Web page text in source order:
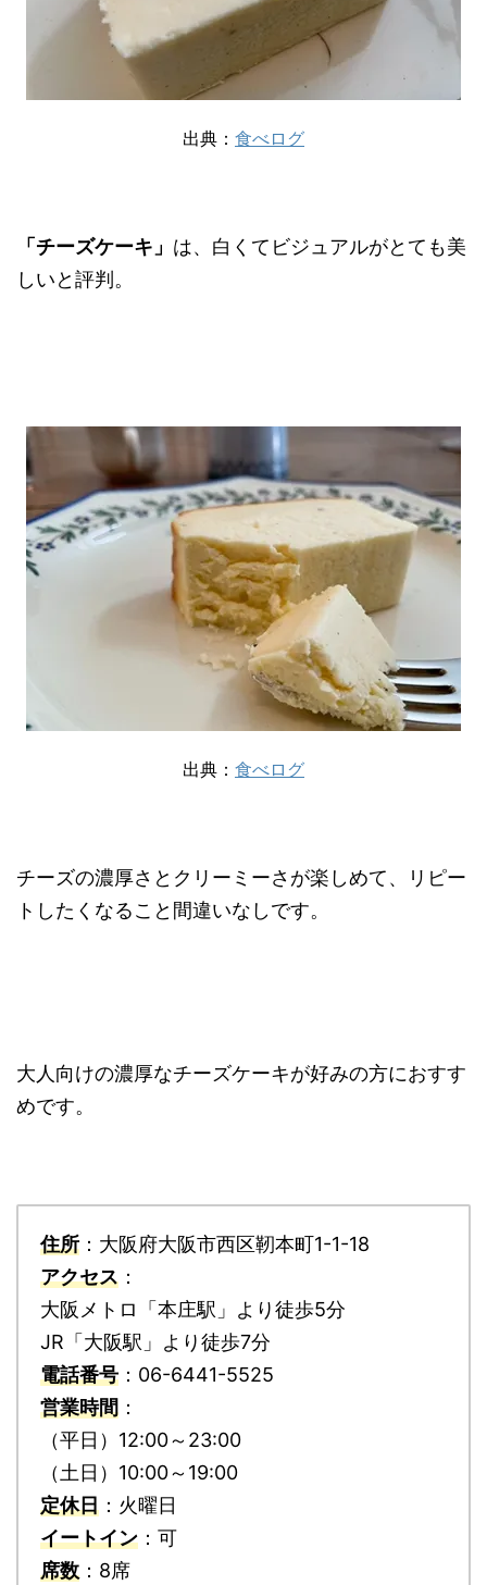
出典： 食べログ
「チーズケーキ」 は、白くてビジュアルがとても美
しいと評判。
出典： 食べログ
チーズの濃厚さとクリーミーさが楽しめて、リピー
トしたくなること間違いなしです。
大人向けの濃厚なチーズケーキが好みの方におすす
めです。
住所 ：大阪府大阪市西区靭本町1-1-18
アクセス ：
大阪メトロ「本庄駅」より徒歩5分
JR「大阪駅」より徒歩7分
電話番号 ：06-6441-5525
営業時間 ：
（平日）12:00～23:00
（土日）10:00～19:00
定休日 ：火曜日
イートイン ：可
席数 ：8席